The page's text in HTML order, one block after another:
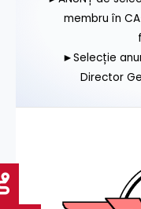
membru în
►Selecție
Director